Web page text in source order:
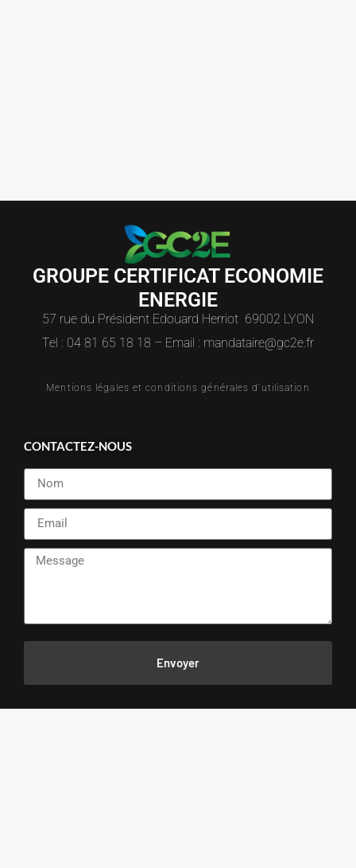
GROUPE CERTIFICAT ECONOMIE
ENERGIE
57 rue du Président Edouard Herriot 69002 LYON
Tel : 04 81 65 18 18 – Email : mandataire@gc2e.fr
Mentions légales et conditions générales d'utilisation
CONTACTEZ-NOUS
Envoyer